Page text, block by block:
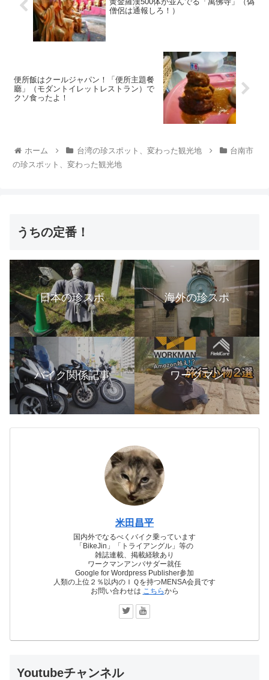
僧侶は通報しろ！）
便所飯はクールジャパン！「便所主題餐
廳」（モダントイレットレストラン）で
クソ食ったよ！
ホーム 台湾の珍スポット、変わった観光地
台南市
の珍スポット、変わった観光地
うちの定番！
日本の珍スポ 海外の珍スポ
バイク関係記事 ワークマン
米田昌平
国内外でなるべくバイク乗っています
「BikeJin」「トライアングル」等の
雑誌連載、掲載経験あり
ワークマンアンバサダー就任
Google for Wordpress Publisher参加
人類の上位２％以内のＩＱを持つMENSA会員です
お問い合わせは こちらから
Youtubeチャンネル